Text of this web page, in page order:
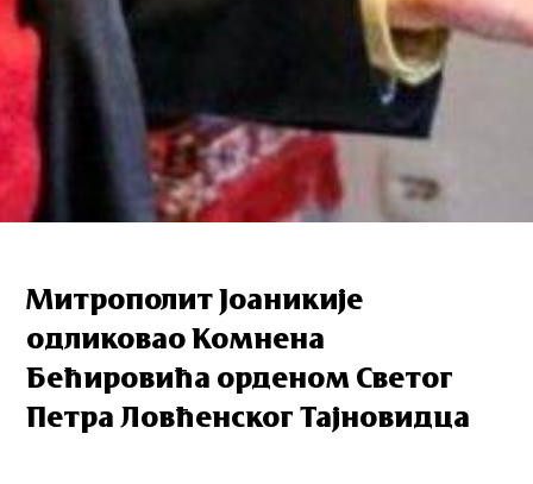
Митрополит Јоаникије
одликовао Комнена
Бећировића орденом Светог
Петра Ловћенског Тајновидца